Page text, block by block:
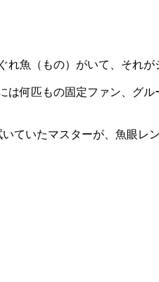
魚（もの）がいて、それが
何匹もの固定ファン、グ
ていたマスターが、魚眼レ